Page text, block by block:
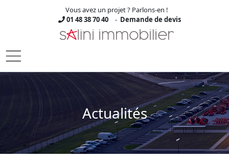
Skip to main content
Vous avez un projet ? Parlons-en !
01 48 38 70 40
- Demande de devis
Actualités